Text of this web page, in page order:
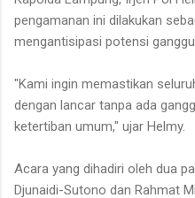
pengamanan ini dilakukan
mengantisipasi potensi
"Kami ingin memastikan
dengan lancar tanpa ada
ketertiban umum," ujar Helmy.
Acara yang dihadiri oleh dua
Djunaidi-Sutono dan Rahmat